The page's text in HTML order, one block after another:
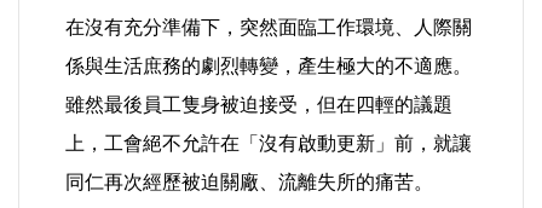
在沒有充分準備下，突然面臨工作環境、人際關
係與生活庶務的劇烈轉變，產生極大的不適應。
雖然最後員工隻身被迫接受，但在四輕的議題
上，工會絕不允許在「沒有啟動更新」前，就讓
同仁再次經歷被迫關廠、流離失所的痛苦。